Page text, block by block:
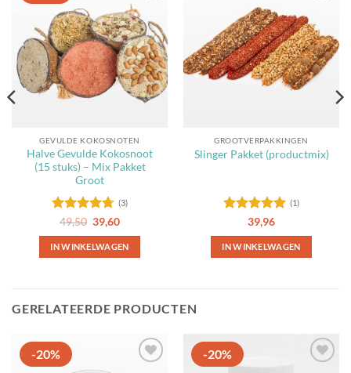
Toevoegen
aan
favorieten
GEVULDE KOKOSNOTEN
Halve Gevulde Kokosnoot
(15 stuks) – Mix Pakket
Groot
Gewaardeerd
4.67uit 5
(3)
49,50 Oorspronkelijke
prijs
was:
49,50.
39,60Huidige
is:
39,60.
IN WINKELWAGEN
aan
favorieten
GROOTVERPAKKINGEN
Slinger Pakket (productmix)
Gewaardeerd
5uit 5
(1)
39,96
IN WINKELWAGEN
GERELATEERDE PRODUCTEN
-20% -20%